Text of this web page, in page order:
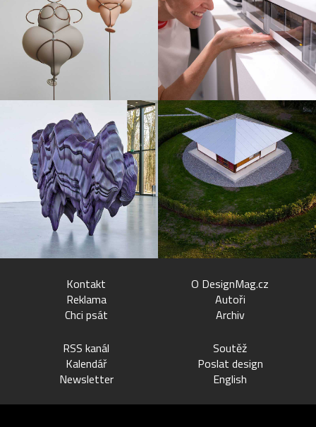
Kontakt
Reklama
Chci psát
O DesignMag.cz
Autoři
Archiv
RSS kanál
Kalendář
Newsletter
Soutěž
Poslat design
English